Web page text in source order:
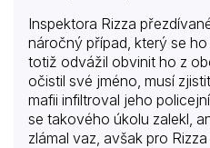
Inspektora Rizza
náročný případ, který se
totiž odvážil obvinit ho z
očistil své jméno, musí
mafii infiltroval jeho
se takového úkolu zalekl,
zlámal vaz, avšak pro